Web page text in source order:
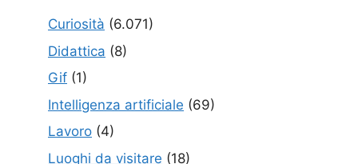
Curiosità (6.071)
Didattica (8)
Gif (1)
Intelligenza artificiale (69)
Lavoro (4)
Luoghi da visitare (18)